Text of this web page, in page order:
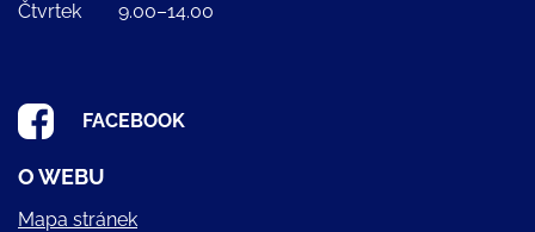
Čtvrtek
9.00–14.00
FACEBOOK
O WEBU
Mapa stránek